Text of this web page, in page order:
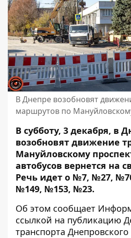
В Днепре возобновят
маршрутов по
В субботу, 3 декабря, в
возобновят движение
Мануйловскому
автобусов вернется на
Речь идет о №7, №27,
№149, №153, №23.
Об этом сообщает
ссылкой на публикацию
транспорта Днепровского